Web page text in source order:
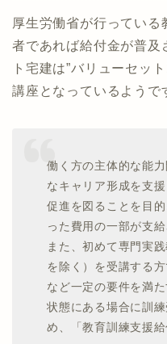
厚生労働省が行っている
者であれば給付金が普及
ト宅建は”バリューセッ
講座となっているようで
働く方の主体的な能
なキャリア形成を支
促進を図ることを目
った費用の一部が支給
また、初めて専門実
を除く）を受講する
など一定の要件を満
状態にある場合に訓
め、「教育訓練支援